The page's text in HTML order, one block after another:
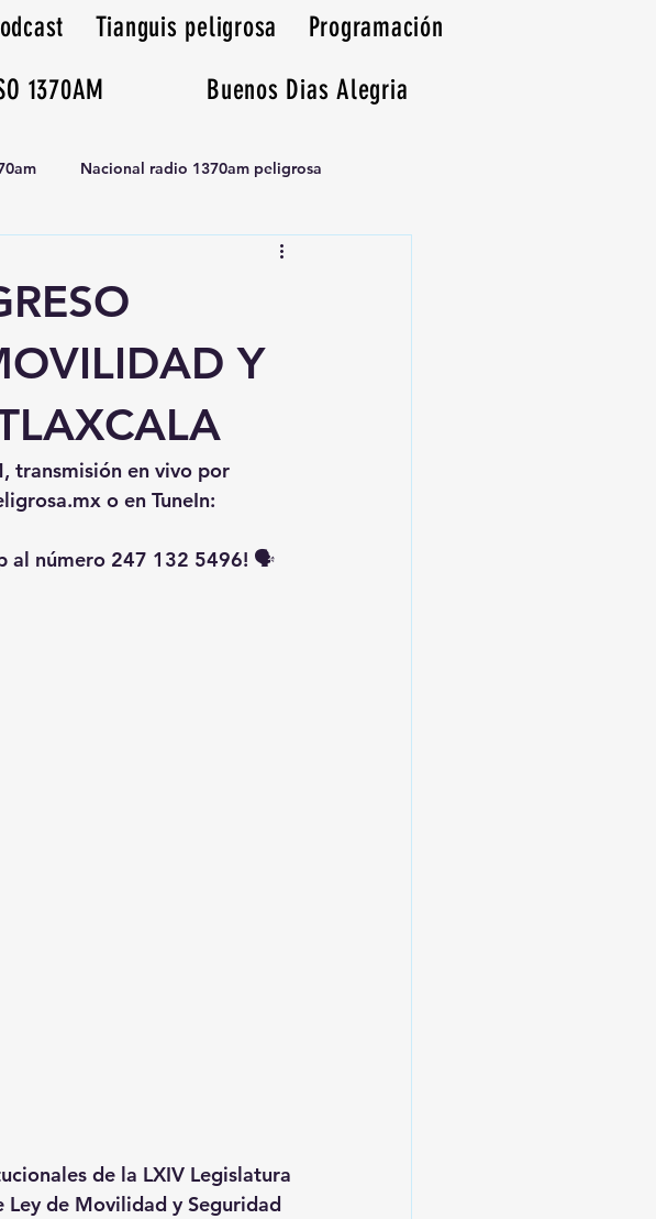
Tianguis peligrosa
Programación
1370AM Buenos Dias Alegria
Nacional radio 1370am peligrosa
Y
, transmisión en vivo por
o en TuneIn:
al número 247 132 5496! 🗣️
de la LXIV Legislatura
de Movilidad y Seguridad